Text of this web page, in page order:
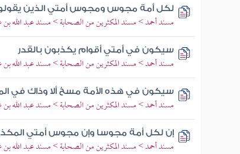
لكل أمة مجوس ومجوس أمتي الذين
مسند أحمد > مسند المكثرين من الصحابة > مسند عبد الله بن
سيكون في أمتي أقوام يكذبون بالقدر
مسند أحمد > مسند المكثرين من الصحابة > مسند عبد الله بن
سيكون في هذه الأمة مسخ ألا وذاك في
مسند أحمد > مسند المكثرين من الصحابة > مسند عبد الله بن
إن لكل أمة مجوسا وإن مجوس أمتي
مسند أحمد > مسند المكثرين من الصحابة > مسند عبد الله بن